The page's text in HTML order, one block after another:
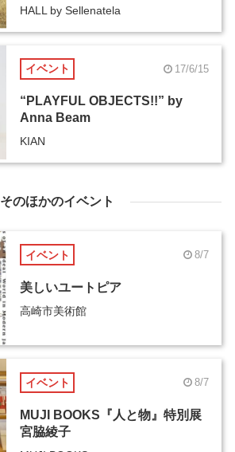
HALL by Sellenatela
イベント 17/6/15
“PLAYFUL OBJECTS!!” by
Anna Beam
KIAN
そのほかのイベント
イベント 8/7
美しいユートピア
高崎市美術館
イベント 8/7
MUJI BOOKS『人と物』特別展
宮脇綾子